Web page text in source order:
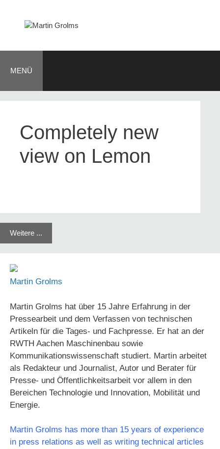
springen
MENÜ
Completely new
view on Lemon
Weitere ...
Martin Grolms
Martin Grolms hat über 15 Jahre Erfahrung in der
Pressearbeit und dem Verfassen von technischen
Artikeln für die Tages- und Fachpresse. Er hat an der
RWTH Aachen Maschinenbau sowie
Kommunikationswissenschaft studiert. Martin arbeitet
als Redakteur und Journalist, Autor und Berater für
Presse- und Öffentlichkeitsarbeit vor allem in den
Bereichen Technologie und Innovation, Mobilität und
Energie.
Martin Grolms has more than 15 years of experience
in press relations as well as writing technical articles